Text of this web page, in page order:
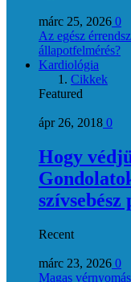
márc 25, 2026 0
Az egész
állapotfelmérés?
Kardiológia
Cikkek
Featured
ápr 26, 2018 0
Hogy
Recent
márc 23, 2026 0
Magas